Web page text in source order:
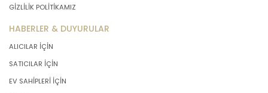
GİZLİLİK POLİTİKAMIZ
HABERLER & DUYURULAR
ALICILAR İÇİN
SATICILAR İÇİN
EV SAHİPLERİ İÇİN